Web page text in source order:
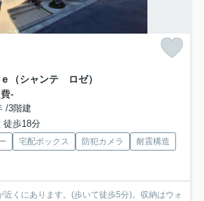
（シャンテ ロゼ）
-
/3階建
徒歩18分
宅配ボックス 防犯カメラ
耐震構造
近くにあります。(歩いて徒歩5分)。収納はウォ